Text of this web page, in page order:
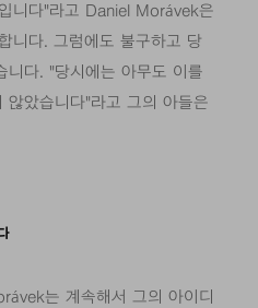
니다"라고 Daniel Morávek은
니다. 그럼에도 불구하고 당
니다. "당시에는 아무도 이를
않았습니다"라고 그의 아들은
는 계속해서 그의 아이디